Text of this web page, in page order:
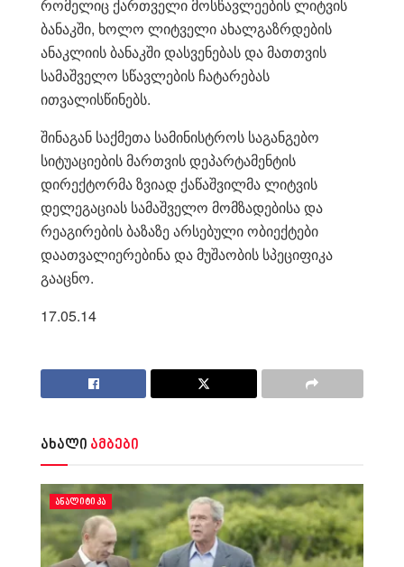
რომელიც ქართველი მოსწავლეების ლიტვის
ბანაკში, ხოლო ლიტველი ახალგაზრდების
ანაკლიის ბანაკში დასვენებას და მათთვის
სამაშველო სწავლების ჩატარებას
ითვალისწინებს.
შინაგან საქმეთა სამინისტროს საგანგებო
სიტუაციების მართვის დეპარტამენტის
დირექტორმა ზვიად ქაწაშვილმა ლიტვის
დელეგაციას სამაშველო მომზადებისა და
რეაგირების ბაზაზე არსებული ობიექტები
დაათვალიერებინა და მუშაობის სპეციფიკა
გააცნო.
17.05.14
ახალი ამბები
ᲐᲜᲐᲚᲘᲢᲘᲙᲐ